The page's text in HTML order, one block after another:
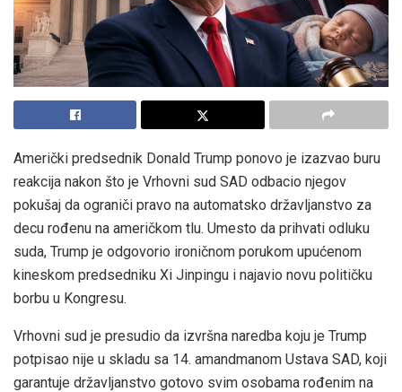
Američki predsednik Donald Trump ponovo je izazvao buru
reakcija nakon što je Vrhovni sud SAD odbacio njegov
pokušaj da ograniči pravo na automatsko državljanstvo za
decu rođenu na američkom tlu. Umesto da prihvati odluku
suda, Trump je odgovorio ironičnom porukom upućenom
kineskom predsedniku Xi Jinpingu i najavio novu političku
borbu u Kongresu.
Vrhovni sud je presudio da izvršna naredba koju je Trump
potpisao nije u skladu sa 14. amandmanom Ustava SAD, koji
garantuje državljanstvo gotovo svim osobama rođenim na